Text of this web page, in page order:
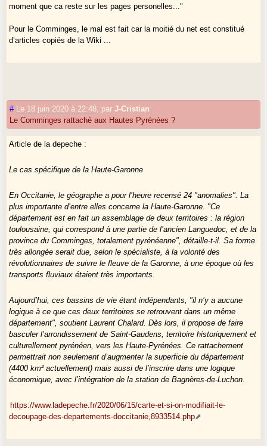
moment que ca reste sur les pages personelles..."
Pour le Comminges, le mal est fait car la moitié du net est constitué
d’articles copiés de la Wiki ...
# Le 18 juin 2020 à 22:48 parJ-Cristian
Le Comminges rattaché aux Hautes Pyrénées ?
Article de la depeche :
Le cas spécifique de la Haute-Garonne
En Occitanie, le géographe a pour l’heure recensé 24 "anomalies". La
plus importante d’entre elles concerne la Haute-Garonne. "Ce
département est en fait un assemblage de deux territoires : la région
toulousaine, qui correspond à une partie de l’ancien Languedoc, et de la
province du Comminges, totalement pyrénéenne", détaille-t-il. Sa forme
très allongée serait due, selon le spécialiste, à la volonté des
révolutionnaires de suivre le fleuve de la Garonne, à une époque où les
transports fluviaux étaient très importants.
Aujourd’hui, ces bassins de vie étant indépendants, "il n’y a aucune
logique à ce que ces deux territoires se retrouvent dans un même
département", soutient Laurent Chalard. Dès lors, il propose de faire
basculer l’arrondissement de Saint-Gaudens, territoire historiquement et
culturellement pyrénéen, vers les Haute-Pyrénées. Ce rattachement
permettrait non seulement d’augmenter la superficie du département
(4400 km² actuellement) mais aussi de l’inscrire dans une logique
économique, avec l’intégration de la station de Bagnères-de-Luchon.
https://www.ladepeche.fr/2020/06/15/carte-et-si-on-modifiait-le-
decoupage-des-departements-doccitanie,8933514.php